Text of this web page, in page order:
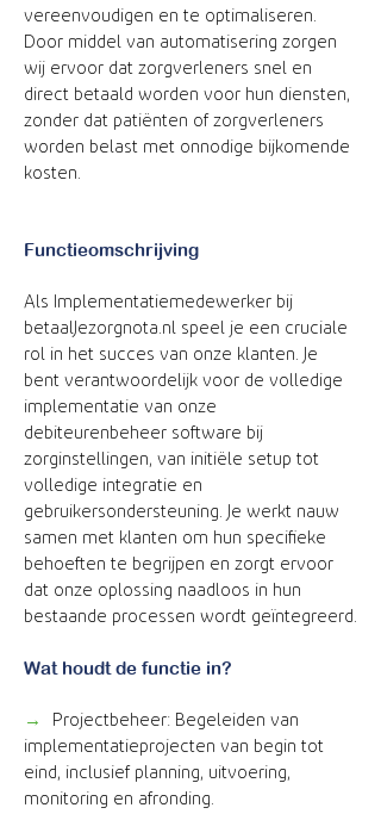
vereenvoudigen en te optimaliseren.
Door middel van automatisering zorgen
wij ervoor dat zorgverleners snel en
direct betaald worden voor hun diensten,
zonder dat patiënten of zorgverleners
worden belast met onnodige bijkomende
kosten.
Functieomschrijving
Als Implementatiemedewerker bij
betaalJezorgnota.nl speel je een cruciale
rol in het succes van onze klanten. Je
bent verantwoordelijk voor de volledige
implementatie van onze
debiteurenbeheer software bij
zorginstellingen, van initiële setup tot
volledige integratie en
gebruikersondersteuning. Je werkt nauw
samen met klanten om hun specifieke
behoeften te begrijpen en zorgt ervoor
dat onze oplossing naadloos in hun
bestaande processen wordt geïntegreerd.
Wat houdt de functie in?
→ Projectbeheer: Begeleiden van
implementatieprojecten van begin tot
eind, inclusief planning, uitvoering,
monitoring en afronding.